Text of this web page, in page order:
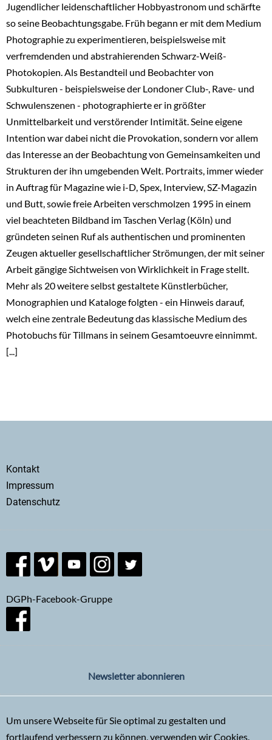
Jugendlicher leidenschaftlicher Hobbyastronom und schärfte
so seine Beobachtungsgabe. Früh begann er mit dem Medium
Photographie zu experimentieren, beispielsweise mit
verfremdenden und abstrahierenden Schwarz-Weiß-
Photokopien. Als Bestandteil und Beobachter von
Subkulturen - beispielsweise der Londoner Club-, Rave- und
Schwulenszenen - photographierte er in größter
Unmittelbarkeit und verstörender Intimität. Seine eigene
Intention war dabei nicht die Provokation, sondern vor allem
das Interesse an der Beobachtung von Gemeinsamkeiten und
Strukturen der ihn umgebenden Welt. Portraits, immer wieder
in Auftrag für Magazine wie i-D, Spex, Interview, SZ-Magazin
und Butt, sowie freie Arbeiten verschmolzen 1995 in einem
viel beachteten Bildband im Taschen Verlag (Köln) und
gründeten seinen Ruf als authentischen und prominenten
Zeugen aktueller gesellschaftlicher Strömungen, der mit seiner
Arbeit gängige Sichtweisen von Wirklichkeit in Frage stellt.
Mehr als 20 weitere selbst gestaltete Künstlerbücher,
Monographien und Kataloge folgten - ein Hinweis darauf,
welch eine zentrale Bedeutung das klassische Medium des
Photobuchs für Tillmans in seinem Gesamtoeuvre einnimmt.
[...]
Secondary
menu
Kontakt
Impressum
Datenschutz
DGPh-Facebook-Gruppe
Newsletter abonnieren
Um unsere Webseite für Sie optimal zu gestalten und
fortlaufend verbessern zu können, verwenden wir Cookies.